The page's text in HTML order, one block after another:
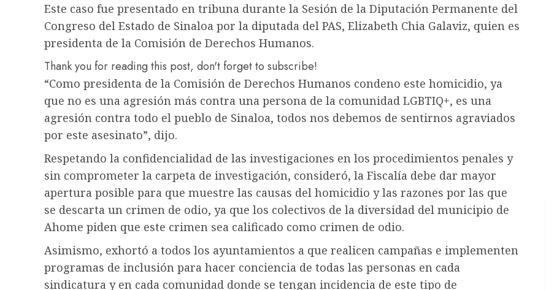
Este caso fue presentado en tribuna durante la Sesión de la Diputación Permanente del
Congreso del Estado de Sinaloa por la diputada del PAS, Elizabeth Chia Galaviz, quien es
presidenta de la Comisión de Derechos Humanos.
Thank you for reading this post, don't forget to subscribe!
“Como presidenta de la Comisión de Derechos Humanos condeno este homicidio, ya
que no es una agresión más contra una persona de la comunidad LGBTIQ+, es una
agresión contra todo el pueblo de Sinaloa, todos nos debemos de sentirnos agraviados
por este asesinato”, dijo.
Respetando la confidencialidad de las investigaciones en los procedimientos penales y
sin comprometer la carpeta de investigación, consideró, la Fiscalía debe dar mayor
apertura posible para que muestre las causas del homicidio y las razones por las que
se descarta un crimen de odio, ya que los colectivos de la diversidad del municipio de
Ahome piden que este crimen sea calificado como crimen de odio.
Asimismo, exhortó a todos los ayuntamientos a que realicen campañas e implementen
programas de inclusión para hacer conciencia de todas las personas en cada
sindicatura y en cada comunidad donde se tengan incidencia de este tipo de